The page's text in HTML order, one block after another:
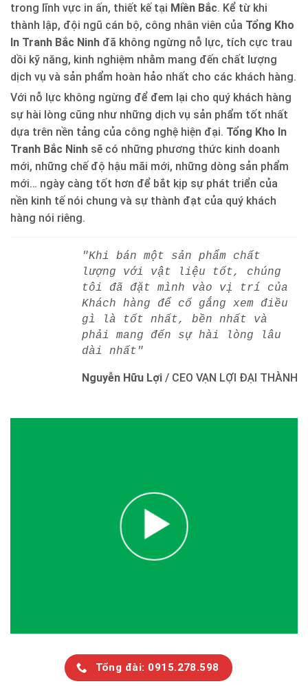
trong lĩnh vực in ấn, thiết kế tại Miền Bắc. Kể từ khi
thành lập, đội ngũ cán bộ, công nhân viên của Tổng Kho
In Tranh Bắc Ninh đã không ngừng nỗ lực, tích cực trau
dồi kỹ năng, kinh nghiệm nhằm mang đến chất lượng
dịch vụ và sản phẩm hoàn hảo nhất cho các khách hàng.
Với nỗ lực không ngừng để đem lại cho quý khách hàng
sự hài lòng cũng như những dịch vụ sản phẩm tốt nhất
dựa trên nền tảng của công nghệ hiện đại. Tổng Kho In
Tranh Bắc Ninh sẽ có những phương thức kinh doanh
mới, những chế độ hậu mãi mới, những dòng sản phẩm
mới… ngày càng tốt hơn để bắt kịp sự phát triển của
nền kinh tế nói chung và sự thành đạt của quý khách
hàng nói riêng.
"Khi bán một sản phẩm chất
lượng với vật liệu tốt, chúng
tôi đã đặt mình vào vị trí của
Khách hàng để cố gắng xem điều
gì là tốt nhất, bền nhất và
phải mang đến sự hài lòng lâu
dài nhất"
Nguyễn Hữu Lợi / CEO VẠN LỢI ĐẠI THÀNH
Tổng đài: 0915.278.598